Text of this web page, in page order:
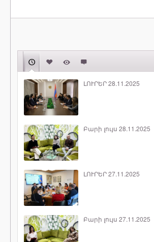
ԼՈՒՐԵՐ 28.11.2025
Բարի լույս 28.11.2025
ԼՈՒՐԵՐ 27.11.2025
Բարի լույս 27.11.2025